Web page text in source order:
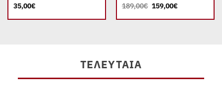
35,00€
189,00€ Original
price
was:
159,00€Η
τιμή
ΤΕΛΕΥΤΑΊΑ